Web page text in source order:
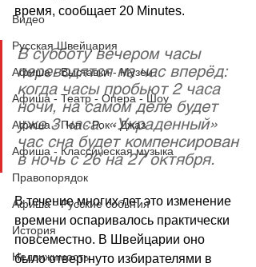
Видео
Русская Швейцария
Афиша - Выставки - Музеи
Афиша - Театр - Опера - Шоу
Афиша - Поп - Рок - Джаз
Афиша - Классическая музыка
Правопорядок
Афиша - Русские события
История
Недвижимость
время, сообщает 20 Minutes.
В субботу вечером часы
переводятся на час вперёд:
когда часы пробьют 2 часа
ночи, на самом деле будет
уже 3 часа. «Украденный»
час сна будет компенсирован
в ночь с 26 на 27 октября.
В течение многих лет это изменение
времени оспаривалось практически
повсеместно. В Швейцарии оно
было отвергнуто избирателями в